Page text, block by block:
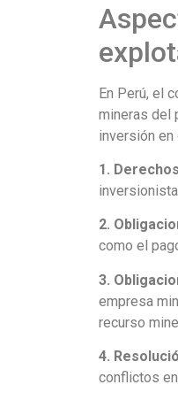
En Perú, el
mineras del
inversión en
1.
2.
como el
3.
empresa
recurso
4.
conflictos